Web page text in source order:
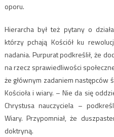
oporu.
Hierarcha był też pytany o
którzy pchają Kościół ku
nadania. Purpurat podkreślił, że
na rzecz sprawiedliwości
że głównym zadaniem
Kościoła i wiary. – Nie da się
Chrystusa nauczyciela –
Wiary. Przypomniał, że
doktryną.